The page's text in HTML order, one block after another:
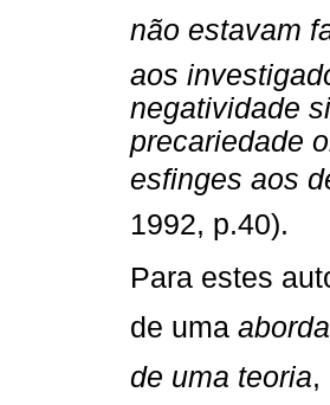
não estavam
aos
negatividade
precariedade
esfinges aos
1992, p.40).
Para estes
de uma
de uma teoria,